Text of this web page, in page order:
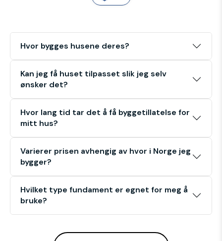
Hvor bygges husene deres?
Kan jeg få huset tilpasset slik jeg selv
ønsker det?
Hvor lang tid tar det å få byggetillatelse for
mitt hus?
Varierer prisen avhengig av hvor i Norge jeg
bygger?
Hvilket type fundament er egnet for meg å
bruke?